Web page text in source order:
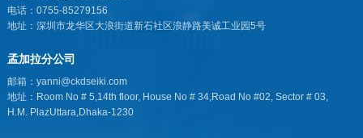
电话：0755-85279156
地址：深圳市龙华区大浪街道新石社区浪静路美诚工业园5号
孟加拉分公司
邮箱：yanni@ckdseiki.com
地址：Room No # 5,14th floor, House No # 34,Road No #02, Sector # 03,
H.M. PlazUttara,Dhaka-1230